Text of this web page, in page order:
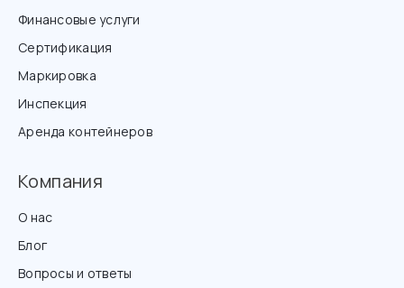
Финансовые услуги
Сертификация
Маркировка
Инспекция
Аренда контейнеров
Компания
О нас
Блог
Вопросы и ответы